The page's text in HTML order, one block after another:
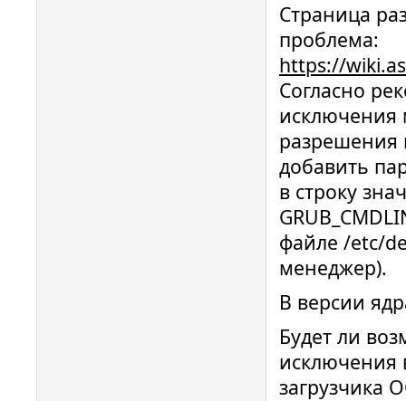
Страница
проблема:
https://
Согласно
исключения
разрешения
добавить
в строку
файле /etc/
менеджер).
В версии
Будет ли
исключения
загрузчика